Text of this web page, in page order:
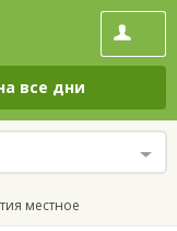
все дни
местное